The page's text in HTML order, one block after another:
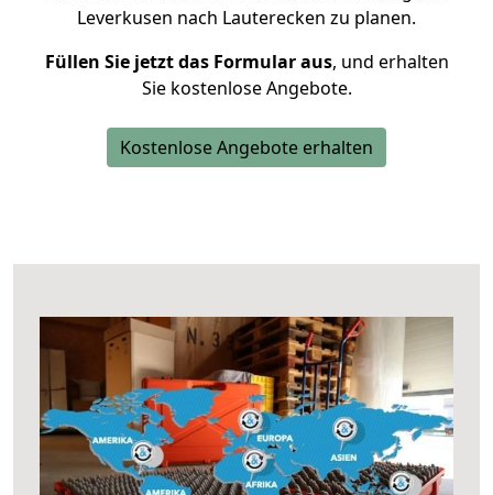
Leverkusen nach Lauterecken zu planen.
Füllen Sie jetzt das Formular aus, und erhalten
Sie kostenlose Angebote.
Kostenlose Angebote erhalten